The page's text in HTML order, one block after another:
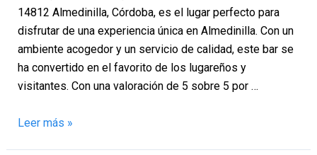
14812 Almedinilla, Córdoba, es el lugar perfecto para
disfrutar de una experiencia única en Almedinilla. Con un
ambiente acogedor y un servicio de calidad, este bar se
ha convertido en el favorito de los lugareños y
visitantes. Con una valoración de 5 sobre 5 por …
Leer más »